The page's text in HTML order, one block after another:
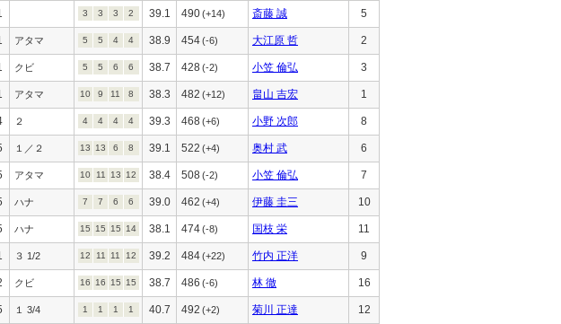
3 3 3 2 39.1 490(+14) 斎藤 誠 5
アタマ 5 5 4 4 38.9 454(-6) 大江原 哲 2
クビ 5 5 6 6 38.7 428(-2) 小笠 倫弘 3
アタマ 10 9 11 8 38.3 482 (+12) 畠山 吉宏 1
２ 4 4 4 4 39.3 468(+6) 小野 次郎 8
１／２ 13 13 6 8 39.1 522 (+4) 奥村 武 6
アタマ 10 11 13 12 38.4 508(-2) 小笠 倫弘 7
ハナ 7 7 6 6 39.0 462 (+4) 伊藤 圭三 10
ハナ 15 15 15 14 38.1 474(-8) 国枝 栄 11
３ 1/2 12 11 11 12 39.2 484(+22) 竹内 正洋 9
クビ 16 16 15 15 38.7 486 (-6) 林 徹 16
１ 3/4 1 1 1 1 40.7 492 (+2) 菊川 正達 12